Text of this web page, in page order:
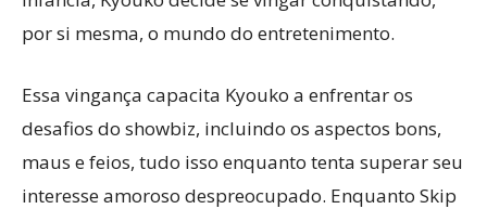
por si mesma, o mundo do entretenimento.
Essa vingança capacita Kyouko a enfrentar os
desafios do showbiz, incluindo os aspectos bons,
maus e feios, tudo isso enquanto tenta superar seu
interesse amoroso despreocupado. Enquanto Skip